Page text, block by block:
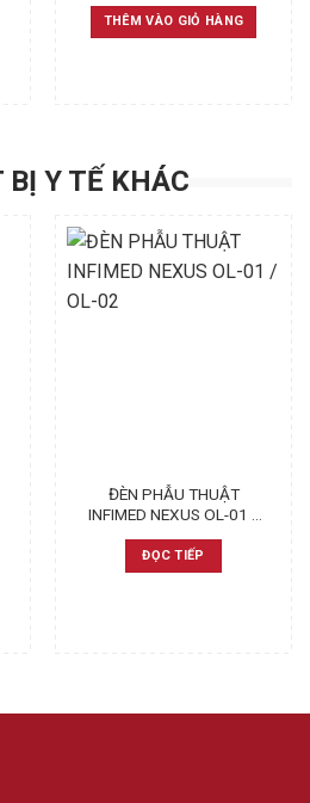
was:
950.000 ₫.
THÊM VÀO GIỎ HÀNG
BỊ Y TẾ KHÁC
ĐÈN PHẪU THUẬT
INFIMED NEXUS OL-01 /
OL-02
ĐỌC TIẾP